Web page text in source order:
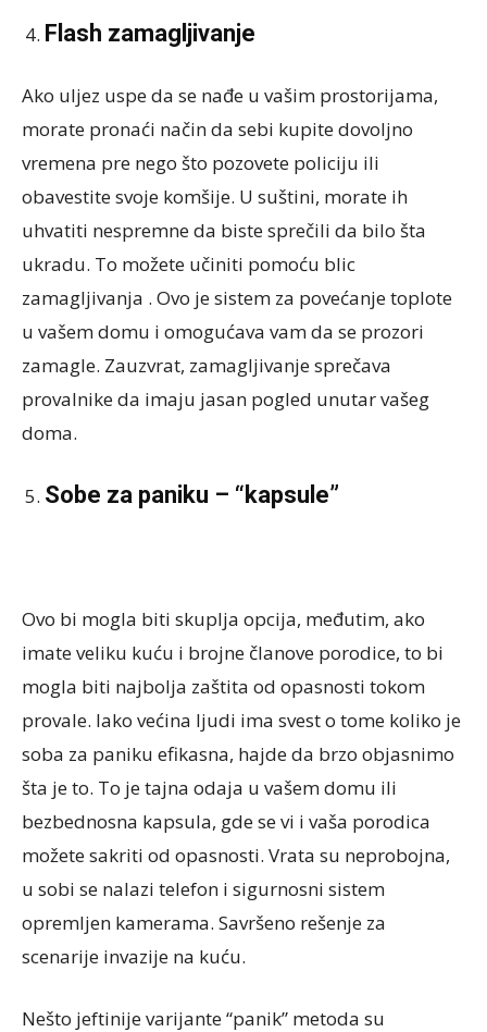
Flash zamagljivanje
Ako uljez uspe da se nađe u vašim prostorijama,
morate pronaći način da sebi kupite dovoljno
vremena pre nego što pozovete policiju ili
obavestite svoje komšije. U suštini, morate ih
uhvatiti nespremne da biste sprečili da bilo šta
ukradu. To možete učiniti pomoću blic
zamagljivanja . Ovo je sistem za povećanje toplote
u vašem domu i omogućava vam da se prozori
zamagle. Zauzvrat, zamagljivanje sprečava
provalnike da imaju jasan pogled unutar vašeg
doma.
Sobe za paniku – “kapsule”
Ovo bi mogla biti skuplja opcija, međutim, ako
imate veliku kuću i brojne članove porodice, to bi
mogla biti najbolja zaštita od opasnosti tokom
provale. Iako većina ljudi ima svest o tome koliko je
soba za paniku efikasna, hajde da brzo objasnimo
šta je to. To je tajna odaja u vašem domu ili
bezbednosna kapsula, gde se vi i vaša porodica
možete sakriti od opasnosti. Vrata su neprobojna,
u sobi se nalazi telefon i sigurnosni sistem
opremljen kamerama. Savršeno rešenje za
scenarije invazije na kuću.
Nešto jeftinije varijante “panik” metoda su